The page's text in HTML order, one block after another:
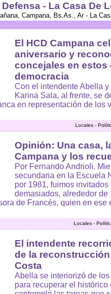
- La Casa De
Campana, Bs.As., Ar - La
El HCD Campana
aniversario y
concejales en estos
democracia
Con el intendente Abella
Karina Sala, al frente, se
en representación de los
Locales -
Opinión: Una casa,
Campana y los
Por Fernando Andrioli.
secundaria en la Escuela
por 1981, fuimos
demasiados, alrededor de
de Francés, quien en ese
Locales -
El intendente
de la
Costa
Abella se interiorizó de
para recuperar el